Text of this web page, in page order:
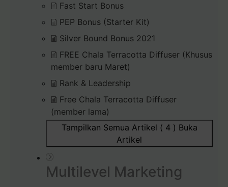
Fast Start Bonus
PEP Bonus (Starter Kit)
Silver Bound Bonus 2021
FREE Chala Terracotta Diffuser (Khusus
member baru Maret)
Rank & Leadership
Free Chala Terracotta Diffuser
(member lama)
Tampilkan Semua Artikel ( 4 ) Buka
Artikel
Multilevel Marketing